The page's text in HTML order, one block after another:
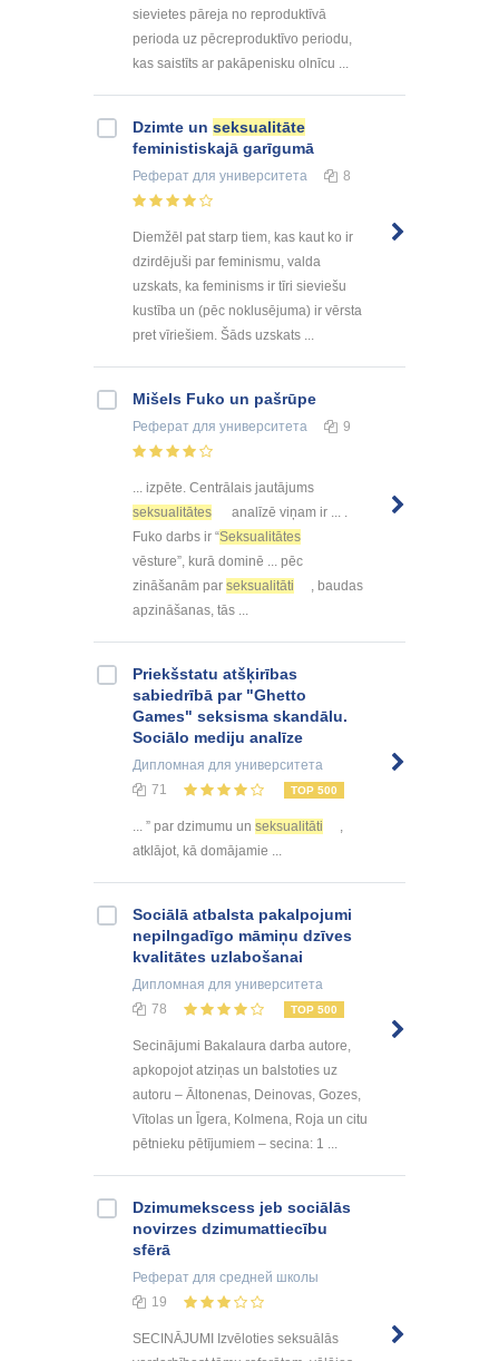
sievietes pāreja no reproduktīvā
perioda uz pēcreproduktīvo periodu,
kas saistīts ar pakāpenisku olnīcu ...
Dzimte un seksualitāte
feministiskajā garīgumā
Реферат для университета 8
Diemžēl pat starp tiem, kas kaut ko ir
dzirdējuši par feminismu, valda
uzskats, ka feminisms ir tīri sieviešu
kustība un (pēc noklusējuma) ir vērsta
pret vīriešiem. Šāds uzskats ...
Mišels Fuko un pašrūpe
Реферат для университета 9
... izpēte. Centrālais jautājums
seksualitātes
analīzē viņam ir ... .
Fuko darbs ir “Seksualitātes
vēsture”, kurā dominē ... pēc
zināšanām par seksualitāti
, baudas
apzināšanas, tās ...
Priekšstatu atšķirības
sabiedrībā par "Ghetto
Games" seksisma skandālu.
Sociālo mediju analīze
Дипломная для университета
71
TOP 500
... ” par dzimumu un seksualitāti
atklājot, kā domājamie ...
Sociālā atbalsta pakalpojumi
nepilngadīgo māmiņu dzīves
kvalitātes uzlabošanai
Дипломная для университета
78
TOP 500
Secinājumi Bakalaura darba autore,
apkopojot atziņas un balstoties uz
autoru – Āltonenas, Deinovas, Gozes,
Vītolas un Īgera, Kolmena, Roja un citu
pētnieku pētījumiem – secina: 1 ...
Dzimumekscess jeb sociālās
novirzes dzimumattiecību
sfērā
Реферат для средней школы
19
SECINĀJUMI Izvēloties seksuālās